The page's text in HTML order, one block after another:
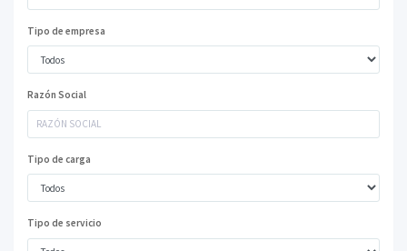
Tipo de empresa
Razón Social
Tipo de carga
Tipo de servicio